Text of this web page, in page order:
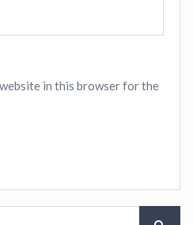
website in this browser for the